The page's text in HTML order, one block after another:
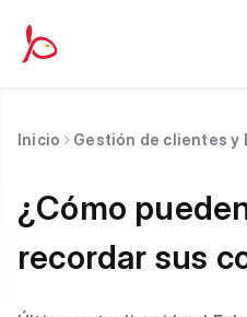
Inicio Gestión de clientes y
¿Cómo
recordar sus